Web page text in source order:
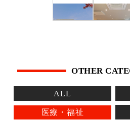
OTHER
ALL
医療・福祉